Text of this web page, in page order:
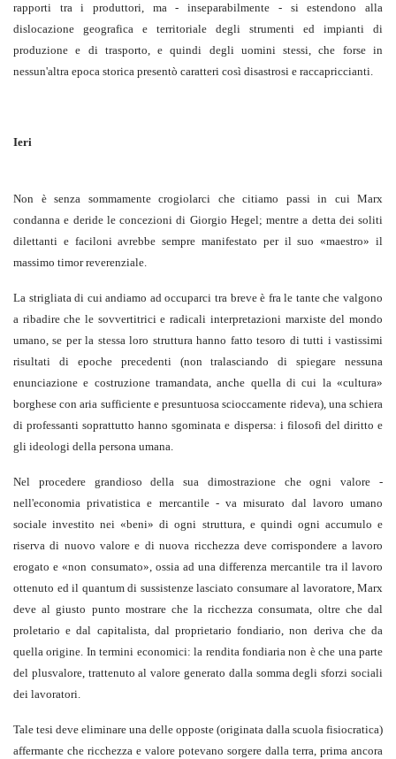
rapporti tra i produttori, ma - inseparabilmente - si estendono alla
dislocazione geografica e territoriale degli strumenti ed impianti di
produzione e di trasporto, e quindi degli uomini stessi, che forse in
nessun'altra epoca storica presentò caratteri così disastrosi e raccapriccianti.
Ieri
Non è senza sommamente crogiolarci che citiamo passi in cui Marx
condanna e deride le concezioni di Giorgio Hegel; mentre a detta dei soliti
dilettanti e faciloni avrebbe sempre manifestato per il suo «maestro» il
massimo timor reverenziale.
La strigliata di cui andiamo ad occuparci tra breve è fra le tante che valgono
a ribadire che le sovvertitrici e radicali interpretazioni marxiste del mondo
umano, se per la stessa loro struttura hanno fatto tesoro di tutti i vastissimi
risultati di epoche precedenti (non tralasciando di spiegare nessuna
enunciazione e costruzione tramandata, anche quella di cui la «cultura»
borghese con aria sufficiente e presuntuosa scioccamente rideva), una schiera
di professanti soprattutto hanno sgominata e dispersa: i filosofi del diritto e
gli ideologi della persona umana.
Nel procedere grandioso della sua dimostrazione che ogni valore -
nell'economia privatistica e mercantile - va misurato dal lavoro umano
sociale investito nei «beni» di ogni struttura, e quindi ogni accumulo e
riserva di nuovo valore e di nuova ricchezza deve corrispondere a lavoro
erogato e «non consumato», ossia ad una differenza mercantile tra il lavoro
ottenuto ed il quantum di sussistenze lasciato consumare al lavoratore, Marx
deve al giusto punto mostrare che la ricchezza consumata, oltre che dal
proletario e dal capitalista, dal proprietario fondiario, non deriva che da
quella origine. In termini economici: la rendita fondiaria non è che una parte
del plusvalore, trattenuto al valore generato dalla somma degli sforzi sociali
dei lavoratori.
Tale tesi deve eliminare una delle opposte (originata dalla scuola fisiocratica)
affermante che ricchezza e valore potevano sorgere dalla terra, prima ancora